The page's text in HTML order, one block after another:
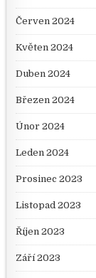
Červen 2024
Květen 2024
Duben 2024
Březen 2024
Únor 2024
Leden 2024
Prosinec 2023
Listopad 2023
Říjen 2023
Září 2023